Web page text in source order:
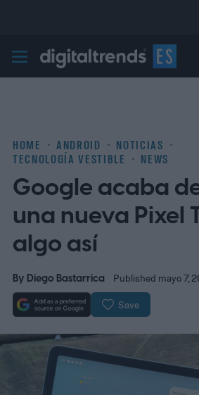
Digital Trends Español
HOME ANDROID
NOTICIAS
TECNOLOGÍA VESTIBLE
NEWS
Google acaba
una nueva Pixel
algo así
By Diego Bastarrica Published mayo 7,
Save